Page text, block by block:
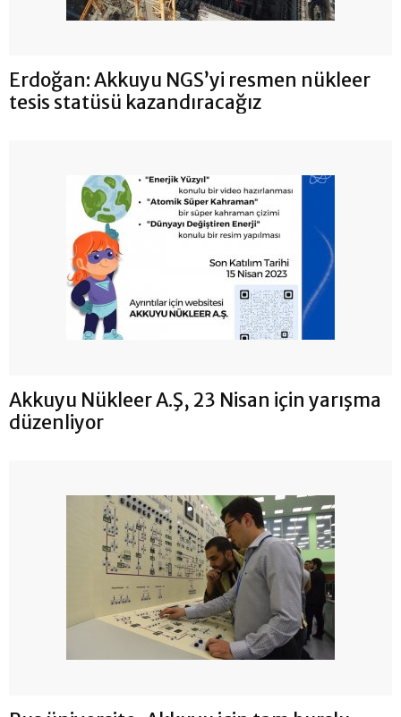
Erdoğan: Akkuyu NGS’yi resmen nükleer
tesis statüsü kazandıracağız
Akkuyu Nükleer A.Ş, 23 Nisan için yarışma
düzenliyor